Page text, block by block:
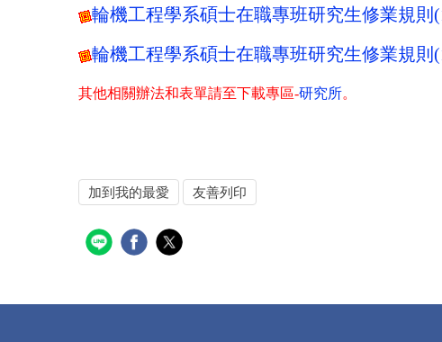
輪機工程學系碩士在職專班研究生修業規則
輪機工程學系碩士在職專班研究生修業規則
其他相關辦法和表單請至下載專區-研究所。
加到我的最愛 友善列印